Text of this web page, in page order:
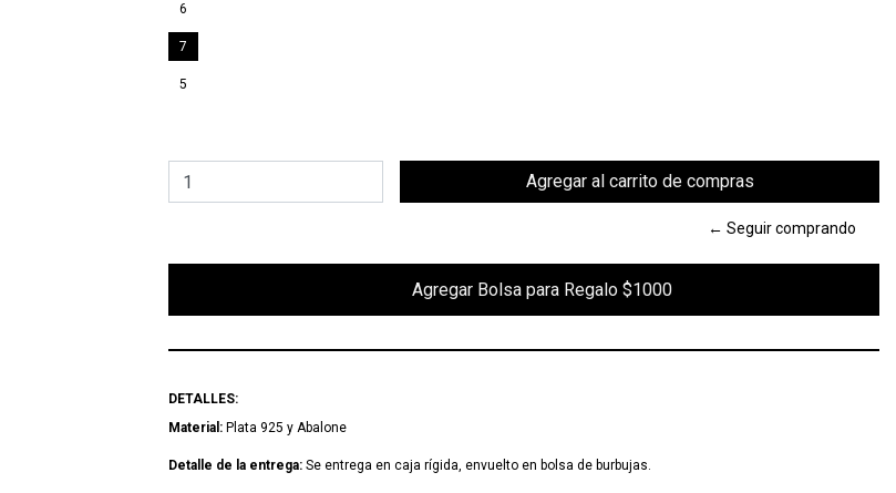
6
7
5
← Seguir comprando
DETALLES:
Material: Plata 925 y Abalone
Detalle de la entrega: Se entrega en caja rígida, envuelto en bolsa de burbujas.